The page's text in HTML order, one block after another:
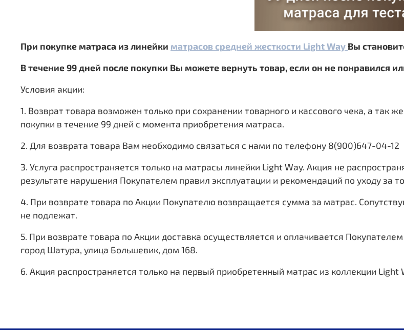
При покупке матраса из линейки матрасов средней жесткости Light Way Вы
В течение 99 дней после покупки Вы можете вернуть товар, если он не понравился
Условия акции:
1. Возврат товара возможен только при сохранении товарного и кассового чека, а так
покупки в течение 99 дней с момента приобретения матраса.
2. Для возврата товара Вам необходимо связаться c нами по телефону 8(900)647-04-12
3. Услуга распространяется только на матрасы линейки Light Way. Акция не
результате нарушения Покупателем правил эксплуатации и рекомендаций по уходу за
4. При возврате товара по Акции Покупателю возвращается сумма за матрас.
не подлежат.
5. При возврате товара по Акции доставка осуществляется и оплачивается
город Шатура, улица Большевик, дом 168.
6. Акция распространяется только на первый приобретенный матрас из коллекции Light